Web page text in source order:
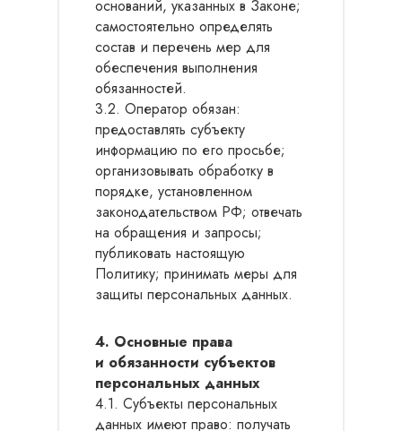
оснований, указанных в Законе;
самостоятельно определять
состав и перечень мер для
обеспечения выполнения
обязанностей.
3.2. Оператор обязан:
предоставлять субъекту
информацию по его просьбе;
организовывать обработку в
порядке, установленном
законодательством РФ; отвечать
на обращения и запросы;
публиковать настоящую
Политику; принимать меры для
защиты персональных данных.
4. Основные права
и обязанности субъектов
персональных данных
4.1. Субъекты персональных
данных имеют право: получать